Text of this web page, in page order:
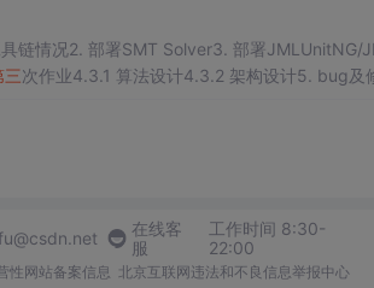
链情况2. 部署SMT Solver3. 部署JMLUnitNG/
三次作业4.3.1 算法设计4.3.2 架构设计5. bug及
在线客
服
工作时间 8:30-
22:00
性网站备案信息
北京互联网违法和不良信息举报中心